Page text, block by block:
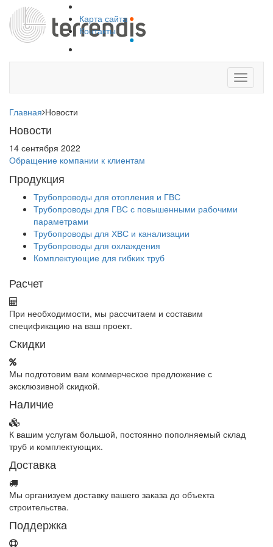
Карта сайта
Контакты
Toggle
Главная Новости
Новости
14 сентября 2022
Обращение компании к клиентам
Продукция
Трубопроводы для отопления и ГВС
Трубопроводы для ГВС с повышенными рабочими
параметрами
Трубопроводы для ХВС и канализации
Трубопроводы для охлаждения
Комплектующие для гибких труб
Расчет
При необходимости, мы рассчитаем и составим
спецификацию на ваш проект.
Скидки
Мы подготовим вам коммерческое предложение с
эксклюзивной скидкой.
Наличие
К вашим услугам большой, постоянно пополняемый склад
труб и комплектующих.
Доставка
Мы организуем доставку вашего заказа до объекта
строительства.
Поддержка